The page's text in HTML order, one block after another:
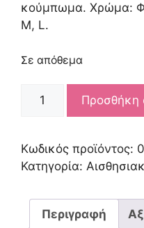
κούμπωμα. Χρώμα:
M, L.
Σε απόθεμα
CHAIN-
TOP
ποσότητα
Προσθήκη
Κωδικός προϊόντος:
Κατηγορία:
Περιγραφή